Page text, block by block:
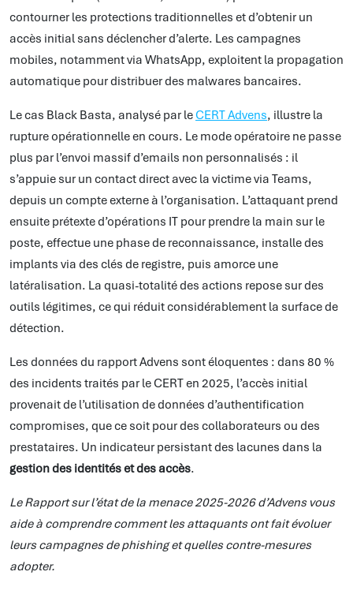
contourner les protections traditionnelles et d’obtenir un
accès initial sans déclencher d’alerte. Les campagnes
mobiles, notamment via WhatsApp, exploitent la propagation
automatique pour distribuer des malwares bancaires.
Le cas Black Basta, analysé par leCERT Advens, illustre la
rupture opérationnelle en cours. Le mode opératoire ne passe
plus par l’envoi massif d’emails non personnalisés : il
s’appuie sur un contact direct avec la victime via Teams,
depuis un compte externe à l’organisation. L’attaquant prend
ensuite prétexte d’opérations IT pour prendre la main sur le
poste, effectue une phase de reconnaissance, installe des
implants via des clés de registre, puis amorce une
latéralisation. La quasi-totalité des actions repose sur des
outils légitimes, ce qui réduit considérablement la surface de
détection.
Les données du rapport Advens sont éloquentes : dans 80 %
des incidents traités par le CERT en 2025, l’accès initial
provenait de l’utilisation de données d’authentification
compromises, que ce soit pour des collaborateurs ou des
prestataires. Un indicateur persistant des lacunes dans la
gestion des identités et des accès.
Le Rapport sur l’état de la menace 2025-2026 d’Advens vous
aide à comprendre comment les attaquants ont fait évoluer
leurs campagnes de phishing et quelles contre-mesures
adopter.